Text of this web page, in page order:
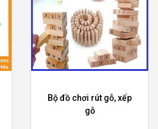
Bộ đồ chơi rút gỗ, xếp
gỗ